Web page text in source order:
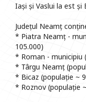
Iași și Vaslui la est și
Județul Neamț
* Piatra Neamț -
105.000)
* Roman - municipiu
* Târgu Neamț
* Bicaz (populație ~
* Roznov (populație